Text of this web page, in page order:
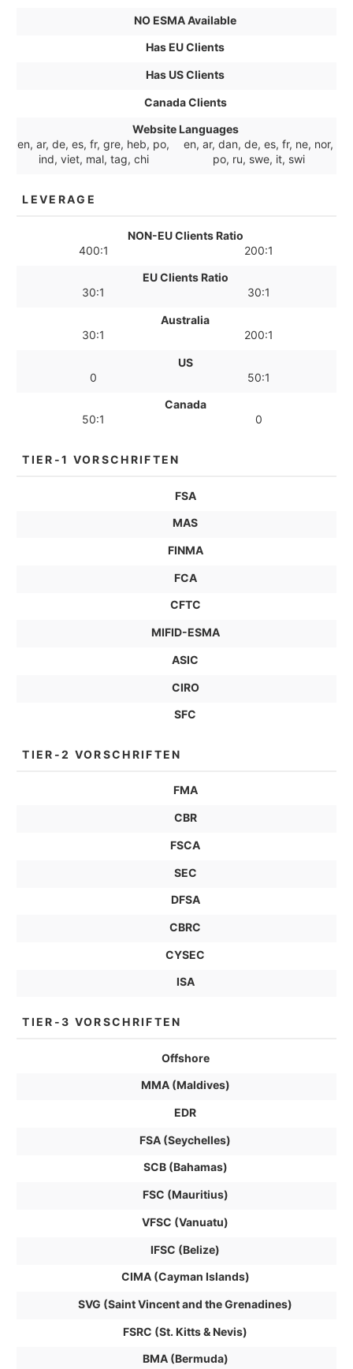
NO ESMA Available
Has EU Clients
Has US Clients
Canada Clients
Website Languages
en, ar, de, es, fr, gre, heb, po,
ind, viet, mal, tag, chi
en, ar, dan, de, es, fr, ne, nor,
po, ru, swe, it, swi
LEVERAGE
NON-EU Clients Ratio
400:1
200:1
EU Clients Ratio
30:1
30:1
Australia
30:1
200:1
US
0
50:1
Canada
50:1
0
TIER-1 VORSCHRIFTEN
FSA
MAS
FINMA
FCA
CFTC
MIFID-ESMA
ASIC
CIRO
SFC
TIER-2 VORSCHRIFTEN
FMA
CBR
FSCA
SEC
DFSA
CBRC
CYSEC
ISA
TIER-3 VORSCHRIFTEN
Offshore
MMA (Maldives)
EDR
FSA (Seychelles)
SCB (Bahamas)
FSC (Mauritius)
VFSC (Vanuatu)
IFSC (Belize)
CIMA (Cayman Islands)
SVG (Saint Vincent and the Grenadines)
FSRC (St. Kitts & Nevis)
BMA (Bermuda)